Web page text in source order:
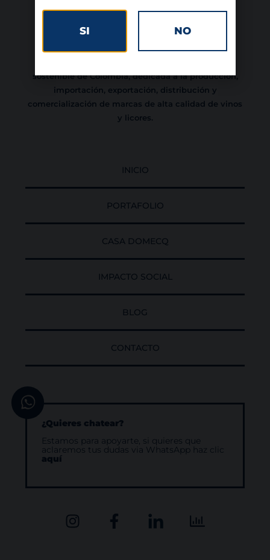
Somos una empresa familiar, con 70 años de
sostenible de Colombia, dedicada a la producción,
importación, exportación, distribución y
comercialización de marcas de alta calidad de vinos
y licores.
INICIO
PORTAFOLIO
CASA DOMECQ
IMPACTO SOCIAL
BLOG
CONTACTO
¿Quieres chatear?
Estamos para apoyarte, si quieres que
aclaremos tus dudas via WhatsApp haz clic
aquí
SI NO